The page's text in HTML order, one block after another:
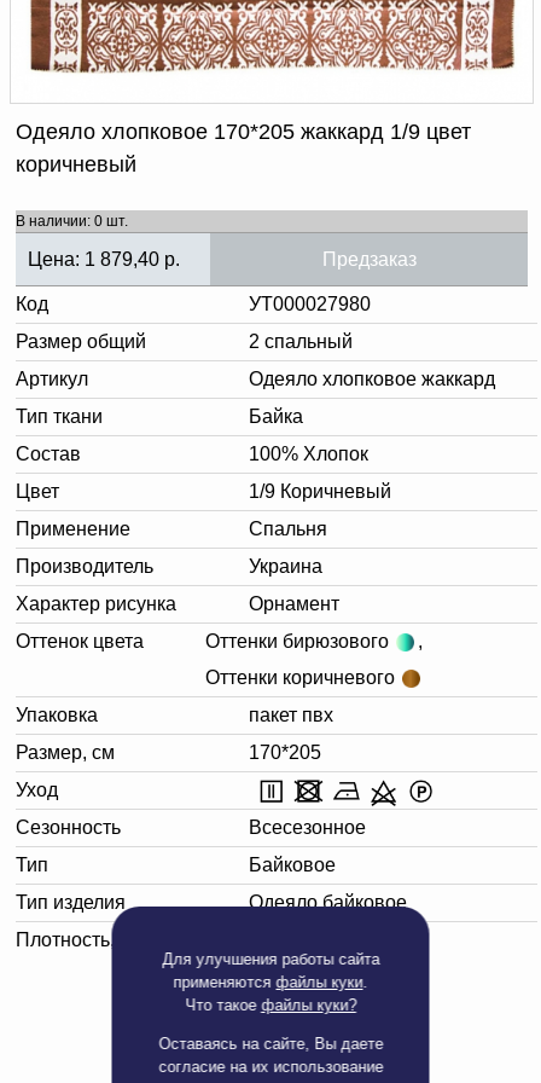
Для улучшения работы сайта
применяютсяфайлы куки.
Что такое файлы куки?
Оставаясь на сайте, Вы даете
согласие на их использование
Доверенность на
получение груза
Документы по работе с
Письмо руководителю
Вопросы и ответы
Новости | Статьи
Одеяло хлопковое 170*205 жаккард 1/9 цвет
коричневый
В наличии: 0 шт.
Цена: 1 879,40 р. Предзаказ
Код
УТ000027980
Размер общий
2 спальный
Артикул
Одеяло хлопковое жаккард
Тип ткани
Байка
Состав
100% Хлопок
Цвет
1/9 Коричневый
Применение
Спальня
Производитель
Украина
Характер рисунка
Орнамент
Оттенок цвета
Оттенки бирюзового
,
Оттенки коричневого
Упаковка
пакет пвх
Размер, см
170*205
Уход
Сезонность
Всесезонное
Тип
Байковое
Тип изделия
Одеяло байковое
Плотность, г/м²
Добавить
корзину